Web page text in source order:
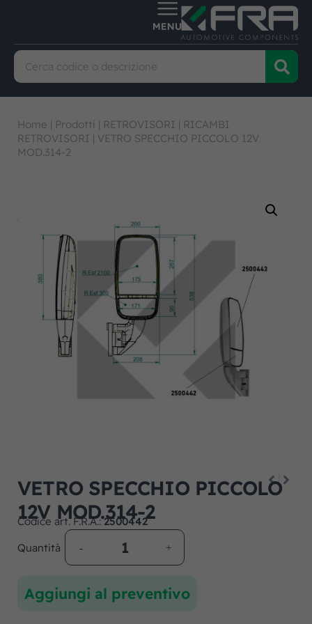
Home | Prodotti | RETROVISORI | RICAMBI
RETROVISORI | VETRO SPECCHIO PICCOLO 12V
MOD.314-2
VETRO SPECCHIO PICCOLO
12V MOD.314-2
Codice art. F.R.A.:2500442
Quantità
Aggiungi al preventivo